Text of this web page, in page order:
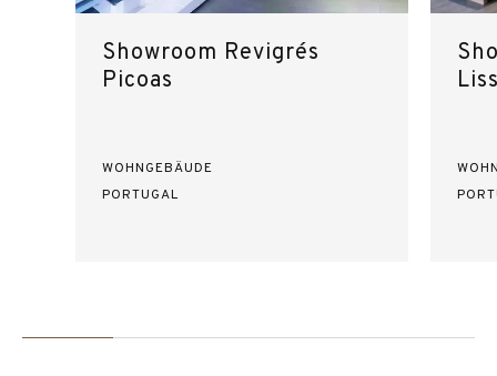
Showroom Revigrés
Picoas
WOHNGEBÄUDE
PORTUGAL